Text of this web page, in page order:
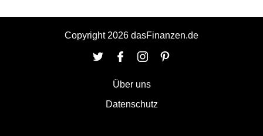
Copyright 2026 dasFinanzen.de
Über uns
Datenschutz